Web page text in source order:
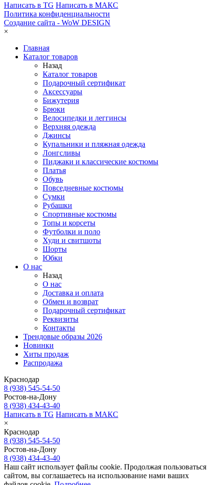
Написать в TG Написать в МАКС
Политика конфиденциальности
Создание сайта - WoW DESIGN
×
Главная
Каталог товаров
Назад
Каталог товаров
Подарочный сертификат
Аксессуары
Бижутерия
Брюки
Велосипедки и леггинсы
Верхняя одежда
Джинсы
Купальники и пляжная одежда
Лонгсливы
Пиджаки и классические костюмы
Платья
Обувь
Повседневные костюмы
Сумки
Рубашки
Спортивные костюмы
Топы и корсеты
Футболки и поло
Худи и свитшоты
Шорты
Юбки
О нас
Назад
О нас
Доставка и оплата
Обмен и возврат
Подарочный сертификат
Реквизиты
Контакты
Трендовые образы 2026
Новинки
Хиты продаж
Распродажа
Краснодар
8 (938) 545-54-50
Ростов-на-Дону
8 (938) 434-43-40
Написать в TG Написать в МАКС
×
Краснодар
8 (938) 545-54-50
Ростов-на-Дону
8 (938) 434-43-40
Наш сайт использует файлы cookie. Продолжая пользоваться
сайтом, вы соглашаетесь на использование нами ваших